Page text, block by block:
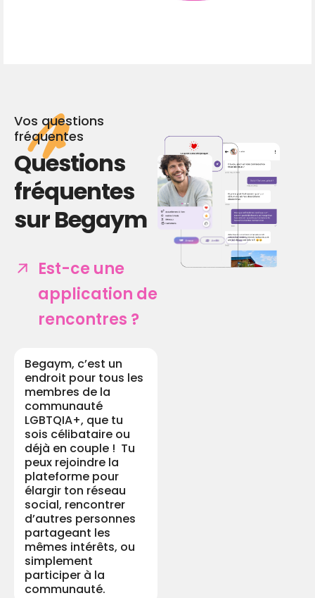
Vos questions
fréquentes
Questions
fréquentes
sur Begaym
Est-ce une
application de
rencontres ?
Begaym, c’est un
endroit pour tous les
membres de la
communauté
LGBTQIA+, que tu
sois célibataire ou
déjà en couple ! Tu
peux rejoindre la
plateforme pour
élargir ton réseau
social, rencontrer
d’autres personnes
partageant les
mêmes intérêts, ou
simplement
participer à la
communauté.